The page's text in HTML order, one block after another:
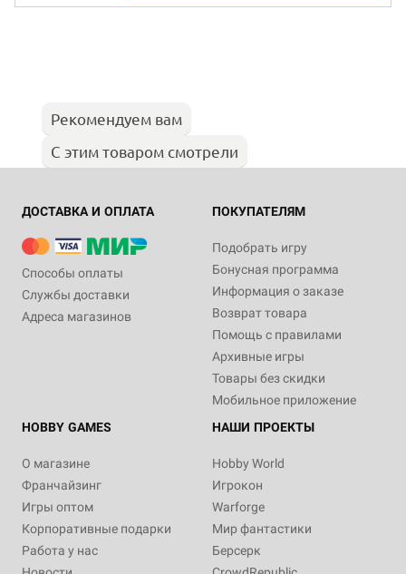
Рекомендуем вам
С этим товаром смотрели
ДОСТАВКА И ОПЛАТА
Способы оплаты
Службы доставки
Адреса магазинов
ПОКУПАТЕЛЯМ
Подобрать игру
Бонусная программа
Информация о заказе
Возврат товара
Помощь с правилами
Архивные игры
Товары без скидки
Мобильное приложение
HOBBY GAMES
О магазине
Франчайзинг
Игры оптом
Корпоративные подарки
Работа у нас
НАШИ ПРОЕКТЫ
Hobby World
Игрокон
Warforge
Мир фантастики
Берсерк